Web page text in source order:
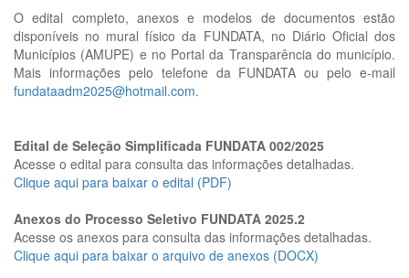
O edital completo, anexos e modelos de documentos estão
disponíveis no mural físico da FUNDATA, no Diário Oficial dos
Municípios (AMUPE) e no Portal da Transparência do município.
Mais informações pelo telefone da FUNDATA ou pelo e-mail
fundataadm2025@hotmail.com.
Edital de Seleção Simplificada FUNDATA 002/2025
Acesse o edital para consulta das informações detalhadas.
Clique aqui para baixar o edital (PDF)
Anexos do Processo Seletivo FUNDATA 2025.2
Acesse os anexos para consulta das informações detalhadas.
Clique aqui para baixar o arquivo de anexos (DOCX)